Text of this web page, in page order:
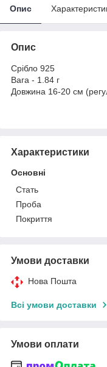
Опис
Опис
Срібло 925
Вага - 1.84 г
Довжина 16-20 см
Характеристики
Основні
Стать
Проба
Покриття
Умови доставки
Нова Пошта
Всі умови доставки
Умови оплати